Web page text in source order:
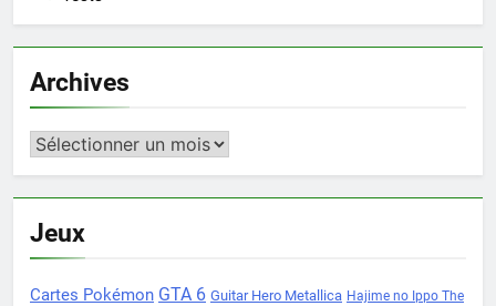
Archives
Archives
Jeux
Cartes Pokémon GTA 6 Guitar Hero Metallica Hajime no Ippo The